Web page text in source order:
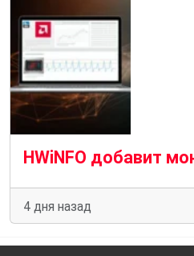
4 дня назад